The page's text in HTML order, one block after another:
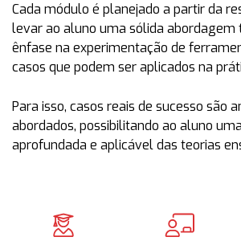
Cada módulo é planejado a partir da
levar ao aluno uma sólida abordagem
ênfase na experimentação de
casos que podem ser aplicados na
Para isso, casos reais de sucesso são
abordados, possibilitando ao aluno
aprofundada e aplicável das teorias